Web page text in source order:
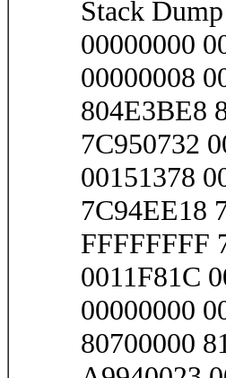
Stack Dump
00000000
00000008
804E3BE8
7C950732
00151378
7C94EE18
FFFFFFFF
0011F81C
00000000
80700000